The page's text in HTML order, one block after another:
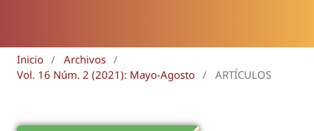
Inicio / Archivos /
Vol. 16 Núm. 2 (2021): Mayo-Agosto / ARTÍCULOS